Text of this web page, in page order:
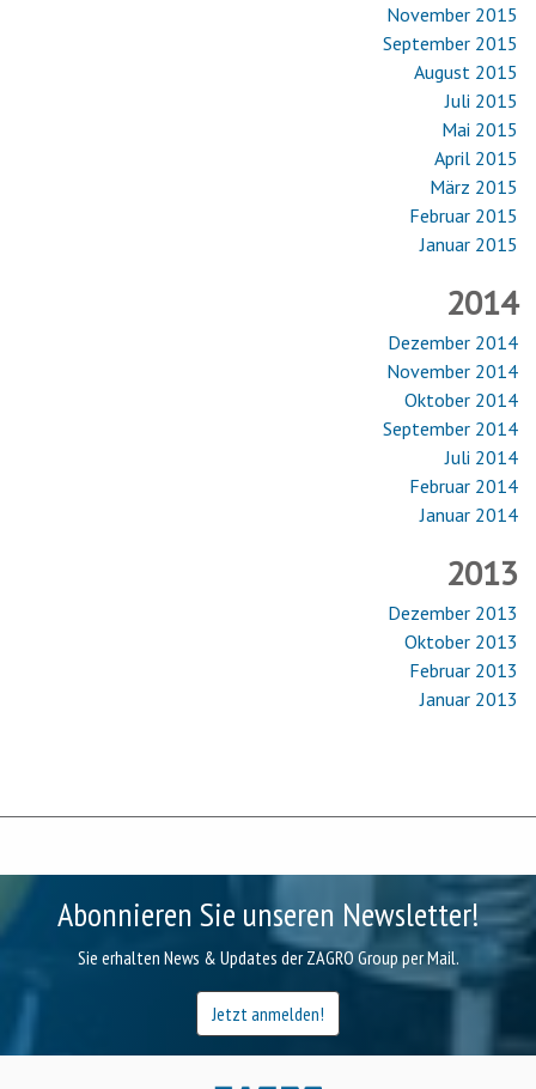
November 2015
September 2015
August 2015
Juli 2015
Mai 2015
April 2015
März 2015
Februar 2015
Januar 2015
2014
Dezember 2014
November 2014
Oktober 2014
September 2014
Juli 2014
Februar 2014
Januar 2014
2013
Dezember 2013
Oktober 2013
Februar 2013
Januar 2013
Abonnieren Sie unseren Newsletter!
Sie erhalten News & Updates der ZAGRO Group per Mail.
Jetzt anmelden!